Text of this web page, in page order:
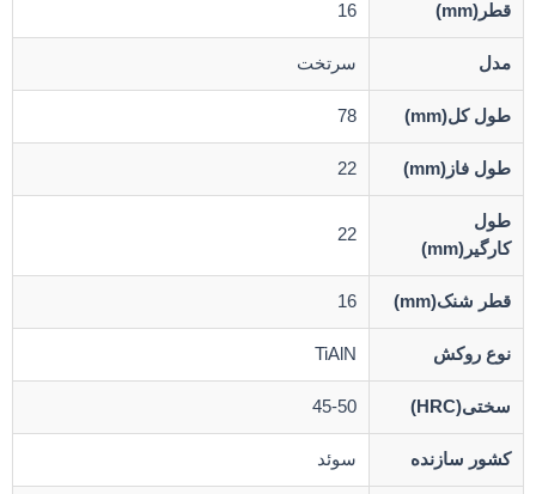
قطر(mm) 16
مدل سرتخت
طول کل(mm) 78
طول فاز(mm) 22
طول
کارگیر(mm)
22
قطر شنک(mm) 16
نوع روکش TiAlN
سختی(HRC) 45-50
کشور سازنده سوئد